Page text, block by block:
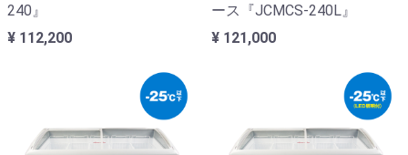
240』
¥ 112,200
ース『JCMCS-240L』
¥ 121,000